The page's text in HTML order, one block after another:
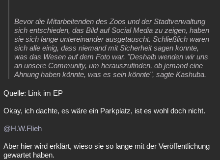
Bevor die Mitarbeitenden des Zoos und der Stadtverwaltung
sich entschieden, das Bild auf Social Media zu zeigen, haben
sie sich lange untereinander ausgetauscht. Schließlich waren
sich alle einig, dass niemand mit Sicherheit sagen konnte,
was das Wesen auf dem Foto war. "Deshalb wenden wir uns
an unsere Community, um herauszufinden, ob jemand eine
Ahnung haben könnte, was es sein könnte", sagte Kashuba.
Quelle: Link im EP
Okay, ich dachte, es wäre ein Parkplatz, ist es wohl doch nicht.
@H.W.Flieh
Aber hier wird erklärt, wieso sie so lange mit der Veröffentlichung
gewartet haben.